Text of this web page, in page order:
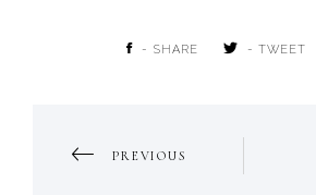
- SHARE - TWEET
NAVIGATION
PREVIOUS